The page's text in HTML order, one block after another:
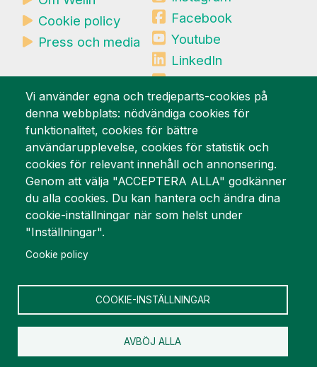
Cookie policy
Press och media
Facebook
Youtube
LinkedIn
Mynewsdesk
Vi är stolta över
Vi använder egna och tredjeparts-cookies på
denna webbplats: nödvändiga cookies för
funktionalitet, cookies för bättre
användarupplevelse, cookies för statistik och
cookies för relevant innehåll och annonsering.
Genom att välja "ACCEPTERA ALLA" godkänner
du alla cookies. Du kan hantera och ändra dina
cookie-inställningar när som helst under
"Inställningar".
Cookie policy
COOKIE-INSTÄLLNINGAR
AVBÖJ ALLA